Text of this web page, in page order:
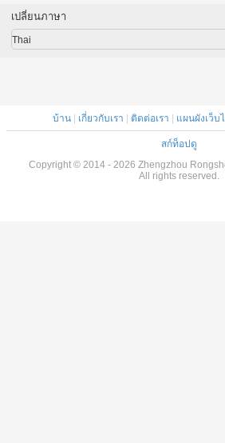
เปลี่ยนภาษา
Thai
บ้าน| เกี่ยวกับเรา | ติดต่อเรา | แผนผังเว็บ
สก์ท็อปดู
Copyright © 2014 - 2026 Zhengzhou
All rights reserved.